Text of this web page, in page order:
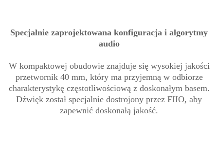
Specjalnie zaprojektowana konfiguracja i algorytmy
audio
W kompaktowej obudowie znajduje się wysokiej jakości
przetwornik 40 mm, który ma przyjemną w odbiorze
charakterystykę częstotliwościową z doskonałym basem.
Dźwięk został specjalnie dostrojony przez FIIO, aby
zapewnić doskonałą jakość.